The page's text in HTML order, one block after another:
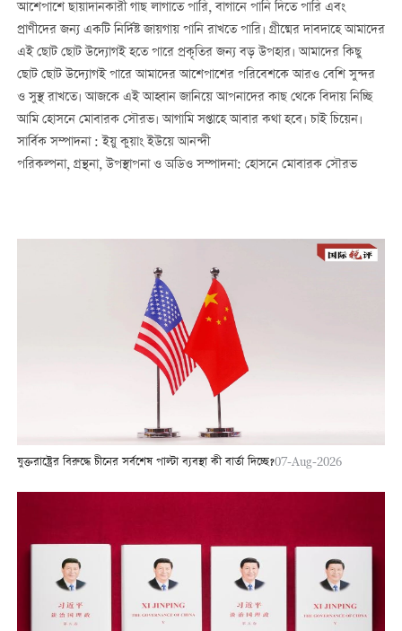
আশেপাশে ছায়াদানকারী গাছ লাগাতে পারি, বাগানে পানি দিতে পারি এবং
প্রাণীদের জন্য একটি নির্দিষ্ট জায়গায় পানি রাখতে পারি। গ্রীষ্মের দাবদাহে আমাদের
এই ছোট ছোট উদ্যোগই হতে পারে প্রকৃতির জন্য বড় উপহার। আমাদের কিছু
ছোট ছোট উদ্যোগই পারে আমাদের আশেপাশের পরিবেশকে আরও বেশি সুন্দর
ও সুস্থ রাখতে। আজকে এই আহ্বান জানিয়ে আপনাদের কাছ থেকে বিদায় নিচ্ছি
আমি হোসনে মোবারক সৌরভ। আগামি সপ্তাহে আবার কথা হবে। চাই চিয়েন।
সার্বিক সম্পাদনা : ইয়ু কুয়াং ইউয়ে আনন্দী
পরিকল্পনা, গ্রন্থনা, উপস্থাপনা ও অডিও সম্পাদনা: হোসনে মোবারক সৌরভ
যুক্তরাষ্ট্রের বিরুদ্ধে চীনের সর্বশেষ পাল্টা ব্যবস্থা কী বার্তা দিচ্ছে?07-Aug-2026